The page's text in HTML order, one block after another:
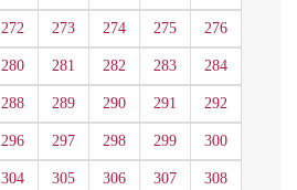
272 273 274 275 276
280 281 282 283 284
288 289 290 291 292
296 297 298 299 300
304 305 306 307 308